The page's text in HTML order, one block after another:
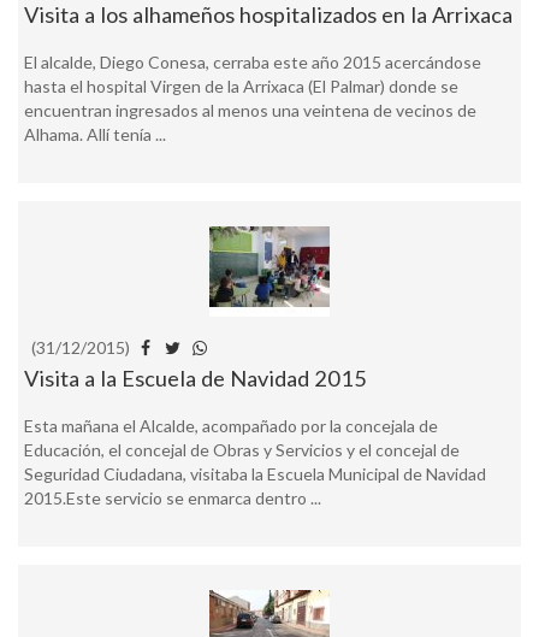
Visita a los alhameños hospitalizados en la Arrixaca
El alcalde, Diego Conesa, cerraba este año 2015 acercándose
hasta el hospital Virgen de la Arrixaca (El Palmar) donde se
encuentran ingresados al menos una veintena de vecinos de
Alhama. Allí tenía ...
(31/12/2015)
Visita a la Escuela de Navidad 2015
Esta mañana el Alcalde, acompañado por la concejala de
Educación, el concejal de Obras y Servicios y el concejal de
Seguridad Ciudadana, visitaba la Escuela Municipal de Navidad
2015.Este servicio se enmarca dentro ...